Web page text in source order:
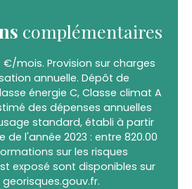
complémentaires
€/mois. Provision sur charges
annuelle. Dépôt de
énergie C, Classe climat A
des dépenses annuelles
standard, établi à partir
de l'année 2023 : entre 820.00
sur les risques
exposé sont disponibles sur